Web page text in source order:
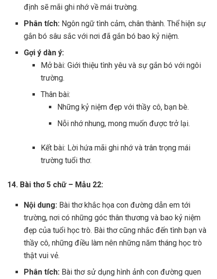
định sẽ mãi ghi nhớ về mái trường.
Phân tích: Ngôn ngữ tình cảm, chân thành. Thể hiện sự
gắn bó sâu sắc với nơi đã gắn bó bao kỷ niệm.
Gợi ý dàn ý:
Mở bài: Giới thiệu tình yêu và sự gắn bó với ngôi
trường.
Thân bài:
Những kỷ niệm đẹp với thầy cô, bạn bè.
Nỗi nhớ nhung, mong muốn được trở lại.
Kết bài: Lời hứa mãi ghi nhớ và trân trọng mái
trường tuổi thơ.
14. Bài thơ 5 chữ – Mẫu 22:
Nội dung: Bài thơ khắc họa con đường dẫn em tới
trường, nơi có những góc thân thương và bao kỷ niệm
đẹp của tuổi học trò. Bài thơ cũng nhắc đến tình bạn và
thầy cô, những điều làm nên những năm tháng học trò
thật vui vẻ.
Phân tích: Bài thơ sử dụng hình ảnh con đường quen